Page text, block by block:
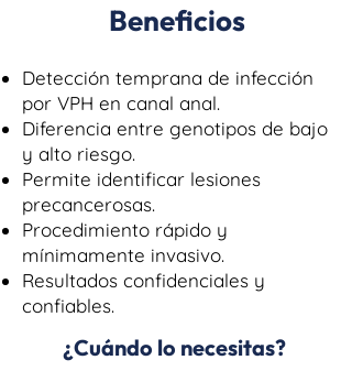
Beneficios
Detección temprana de infección
por VPH en canal anal.
Diferencia entre genotipos de bajo
y alto riesgo.
Permite identificar lesiones
precancerosas.
Procedimiento rápido y
mínimamente invasivo.
Resultados confidenciales y
confiables.
¿Cuándo lo necesitas?